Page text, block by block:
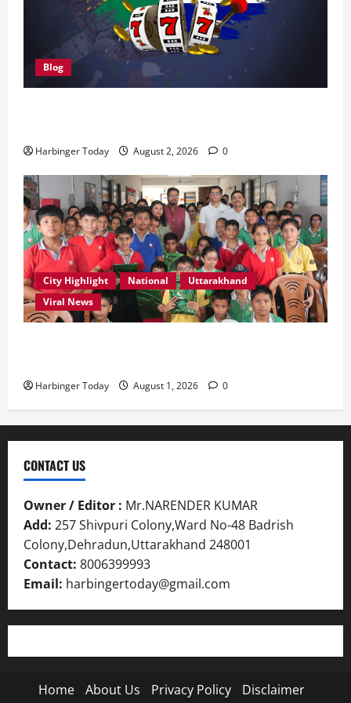
Blog
Harbinger Today August 2, 2026 0
City Highlight National
Uttarakhand
Viral News
Harbinger Today August 1, 2026 0
CONTACT US
Owner / Editor : Mr.NARENDER KUMAR
Add: 257 Shivpuri Colony,Ward No-48 Badrish
Colony,Dehradun,Uttarakhand 248001
Contact: 8006399993
Email: harbingertoday@gmail.com
Home About Us Privacy Policy Disclaimer